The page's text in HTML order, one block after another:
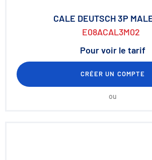
CALE DEUTSCH 3P
E08ACAL3M02
Pour voir le tarif
CRÉER UN COMPTE
ou